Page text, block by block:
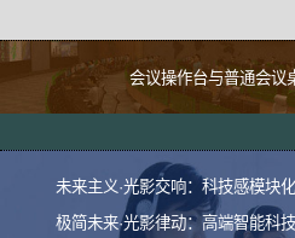
会议操作台与普通会议
未来主义·光影交响：科技感模块
极简未来·光影律动：高端智能科